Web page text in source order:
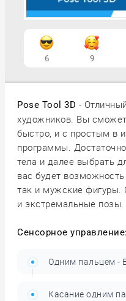
6 9
Pose Tool 3D -
художников. Вы
быстро, и с простым в
программы.
тела и далее выбрать
вас будет
так и мужские фигуры.
и экстремальные позы.
Сенсорное управление:
Одним пальцем -
Касание одним